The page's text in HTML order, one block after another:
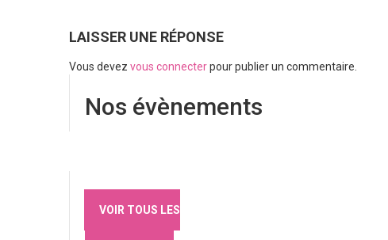
LAISSER UNE RÉPONSE
Vous devez vous connecterpour publier un commentaire.
Nos évènements
VOIR TOUS LES